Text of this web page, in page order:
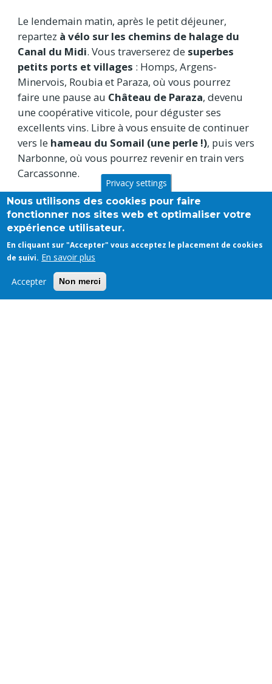
Le lendemain matin, après le petit déjeuner,
repartez à vélo sur les chemins de halage du
Canal du Midi. Vous traverserez de superbes
petits ports et villages : Homps, Argens-
Minervois, Roubia et Paraza, où vous pourrez
faire une pause au Château de Paraza, devenu
une coopérative viticole, pour déguster ses
excellents vins. Libre à vous ensuite de continuer
vers le hameau du Somail (une perle !), puis vers
Narbonne, où vous pourrez revenir en train vers
Carcassonne.
Contact Pays Touristique Corbières-Minervois:
+33 (0)4 68275757 et www.tourisme-corbieres-
minervois.com
Et pour séjourner au bord du
Canal du Midi ?
Privacy settings
Nous utilisons des cookies pour faire
fonctionner nos sites web et optimaliser votre
expérience utilisateur.
En cliquant sur "Accepter" vous acceptez le placement de cookies
de suivi. En savoir plus
Accepter Non merci